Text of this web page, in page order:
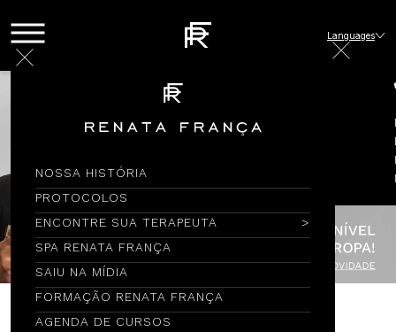
NOSSA HISTÓRIA
PROTOCOLOS
ENCONTRE SUA TERAPEUTA
SPA RENATA FRANÇA
SAIU NA MÍDIA
FORMAÇÃO RENATA FRANÇA
AGENDA DE CURSOS
Languages